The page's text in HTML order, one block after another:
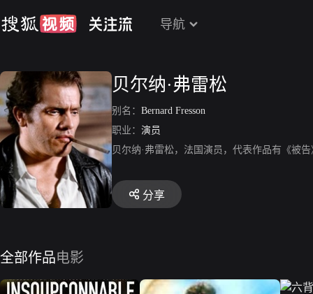
导航
贝尔纳·弗雷松
别名： Bernard Fresson
职业： 演员
贝尔纳·弗雷松，法国演员，代表作品有《被
分享
全部作品电影